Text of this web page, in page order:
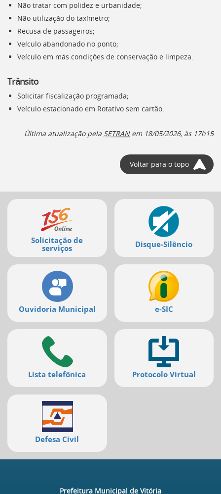
Não tratar com polidez e urbanidade;
Não utilização do taxímetro;
Recusa de passageiros;
Veículo abandonado no ponto;
Veículo em más condições de conservação e limpeza.
Trânsito
Solicitar fiscalização programada;
Veículo estacionado em Rotativo sem cartão.
Última atualização pela SETRANem 18/05/2026, às 17h15
Voltar para o topo
Mais
serviços
Solicitação de
serviços
Disque-Silêncio
Ouvidoria Municipal e-SIC
Lista telefônica Protocolo Virtual
Defesa Civil
Prefeitura Municipal de Vitória